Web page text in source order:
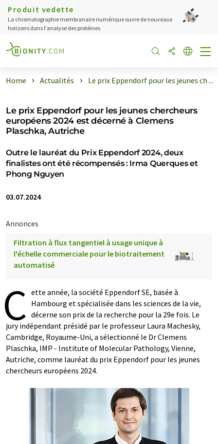
Produit vedette
La chromatographie membranaire numérique ouvre de nouveaux
horizons dans l'analyse des protéines
Home Actualités Le prix Eppendorf pour les jeunes ch ...
Le prix Eppendorf pour les jeunes chercheurs
européens 2024 est décerné à Clemens
Plaschka, Autriche
Outre le lauréat du Prix Eppendorf 2024, deux
finalistes ont été récompensés : Irma Querques et
Phong Nguyen
03.07.2024
Annonces
Filtration à flux tangentiel à usage unique à
l'échelle commerciale pour le biotraitement
automatisé
C ette année, la société Eppendorf SE, basée à
Hambourg et spécialisée dans les sciences de la vie,
décerne son prix de la recherche pour la 29e fois. Le
jury indépendant présidé par le professeur Laura Machesky,
Cambridge, Royaume-Uni, a sélectionné le Dr Clemens
Plaschka, IMP - Institute of Molecular Pathology, Vienne,
Autriche, comme lauréat du prix Eppendorf pour les jeunes
chercheurs européens 2024.